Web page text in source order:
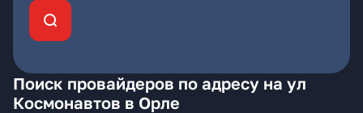
Поиск провайдеров по адресу на ул
Космонавтов в Орле